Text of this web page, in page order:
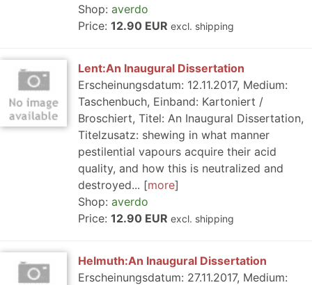
Shop: averdo
Price: 12.90 EUR excl. shipping
Lent:An Inaugural Dissertation
Erscheinungsdatum: 12.11.2017, Medium:
Taschenbuch, Einband: Kartoniert /
Broschiert, Titel: An Inaugural Dissertation,
Titelzusatz: shewing in what manner
pestilential vapours acquire their acid
quality, and how this is neutralized and
destroyed...
more
Shop: averdo
Price: 12.90 EUR excl. shipping
Helmuth:An Inaugural Dissertation
Erscheinungsdatum: 27.11.2017, Medium: